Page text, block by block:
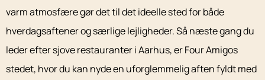
varm atmosfære gør det til det ideelle sted for både
hverdagsaftener og særlige lejligheder. Så næste gang du
leder efter sjove restauranter i Aarhus, er Four Amigos
stedet, hvor du kan nyde en uforglemmelig aften fyldt med